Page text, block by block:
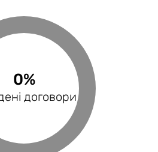
0%
договори
0%
поставки
0%
рахунки